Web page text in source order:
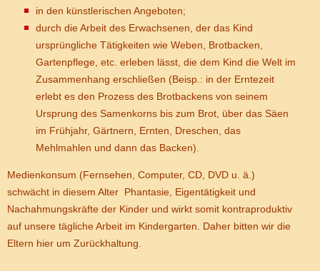
in den künstlerischen Angeboten;
durch die Arbeit des Erwachsenen, der das Kind
ursprüngliche Tätigkeiten wie Weben, Brotbacken,
Gartenpflege, etc. erleben lässt, die dem Kind die Welt im
Zusammenhang erschließen (Beisp.: in der Erntezeit
erlebt es den Prozess des Brotbackens von seinem
Ursprung des Samenkorns bis zum Brot, über das Säen
im Frühjahr, Gärtnern, Ernten, Dreschen, das
Mehlmahlen und dann das Backen).
Medienkonsum (Fernsehen, Computer, CD, DVD u. ä.)
schwächt in diesem Alter Phantasie, Eigentätigkeit und
Nachahmungskräfte der Kinder und wirkt somit kontraproduktiv
auf unsere tägliche Arbeit im Kindergarten. Daher bitten wir die
Eltern hier um Zurückhaltung.